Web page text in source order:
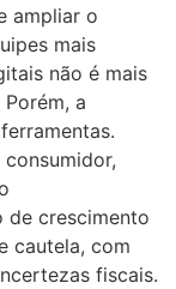
ampliar o
mais
não é mais
a
de crescimento
cautela, com
fiscais.